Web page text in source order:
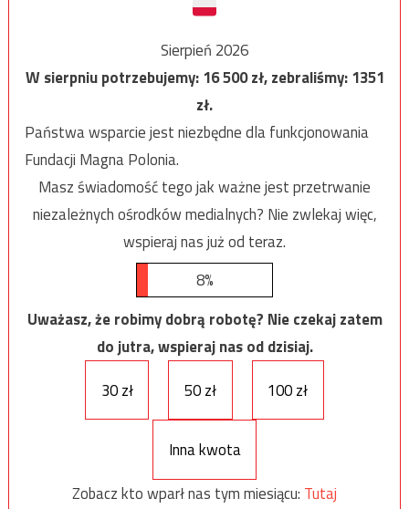
Sierpień 2026
W sierpniu potrzebujemy:16 500zł, zebraliśmy:1351
zł.
Państwa wsparcie jest niezbędne dla funkcjonowania
Fundacji Magna Polonia.
Masz świadomość tego jak ważne jest przetrwanie
niezależnych ośrodków medialnych? Nie zwlekaj więc,
wspieraj nas już od teraz.
8%
Uważasz, że robimy dobrą robotę? Nie czekaj zatem
do jutra, wspieraj nas od dzisiaj.
30 zł
50 zł 100 zł
Inna kwota
Zobacz kto wparł nas tym miesiącu: Tutaj